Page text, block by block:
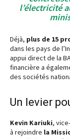
l’électricité
Déjà, plus de 15
dans les pays de
appui direct de la
financière a
des sociétés
Un levier
Kevin Kariuki,
à rejoindre la